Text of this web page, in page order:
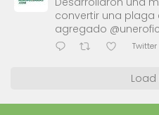
convertir una plaga
agregado
Twitter
Load